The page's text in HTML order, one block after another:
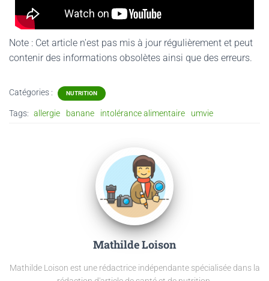
Note : Cet article n'est pas mis à jour régulièrement et peut
contenirdes informations obsolètes ainsi que des erreurs.
Catégories : NUTRITION
Tags: allergie banane intolérance alimentaire umvie
Mathilde Loison
Mathilde Loison est une rédactrice indépendante spécialisée dans la